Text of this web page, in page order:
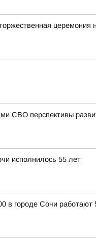
церемония
СВО перспективы
исполнилось 55 лет
в городе Сочи